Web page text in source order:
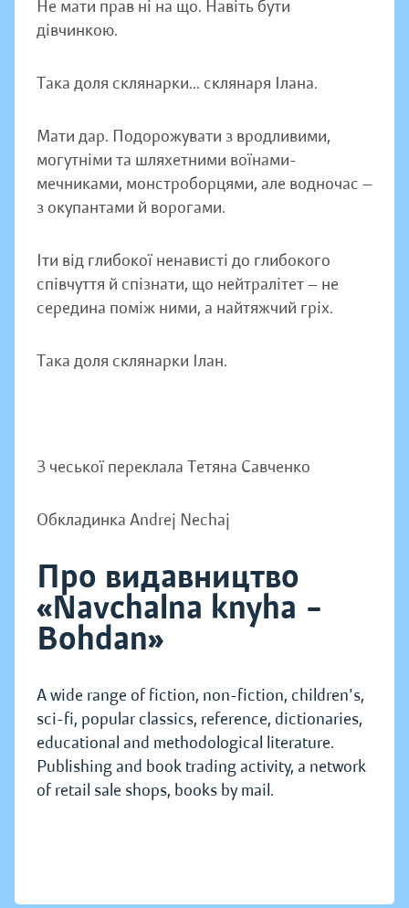
Не мати прав ні на що. Навіть бути
дівчинкою.
Така доля склянарки... склянаря Ілана.
Мати дар. Подорожувати з вродливими,
могутніми та шляхетними воїнами-
мечниками, монстроборцями, але водночас —
з окупантами й ворогами.
Іти від глибокої ненависті до глибокого
співчуття й спізнати, що нейтралітет — не
середина поміж ними, а найтяжчий гріх.
Така доля склянарки Ілан.
З чеської переклала Тетяна Савченко
Обкладинка Andrej Nechaj
Про видавництво
«Navchalna knyha –
Bohdan»
A wide range of fiction, non-fiction, children's,
sci-fi, popular classics, reference, dictionaries,
educational and methodological literature.
Publishing and book trading activity, a network
of retail sale shops, books by mail.